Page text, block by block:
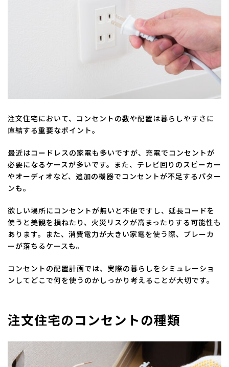
注文住宅において、コンセントの数や配置は暮らしやすさに
直結する重要なポイント。
最近はコードレスの家電も多いですが、充電でコンセントが
必要になるケースが多いです。また、テレビ回りのスピーカー
やオーディオなど、追加の機器でコンセントが不足するパター
ンも。
欲しい場所にコンセントが無いと不便ですし、延長コードを
使うと美観を損ねたり、火災リスクが高まったりする可能性も
あります。また、消費電力が大きい家電を使う際、ブレーカ
ーが落ちるケースも。
コンセントの配置計画では、実際の暮らしをシミュレーショ
ンしてどこで何を使うのかしっかり考えることが大切です。
注文住宅のコンセントの種類